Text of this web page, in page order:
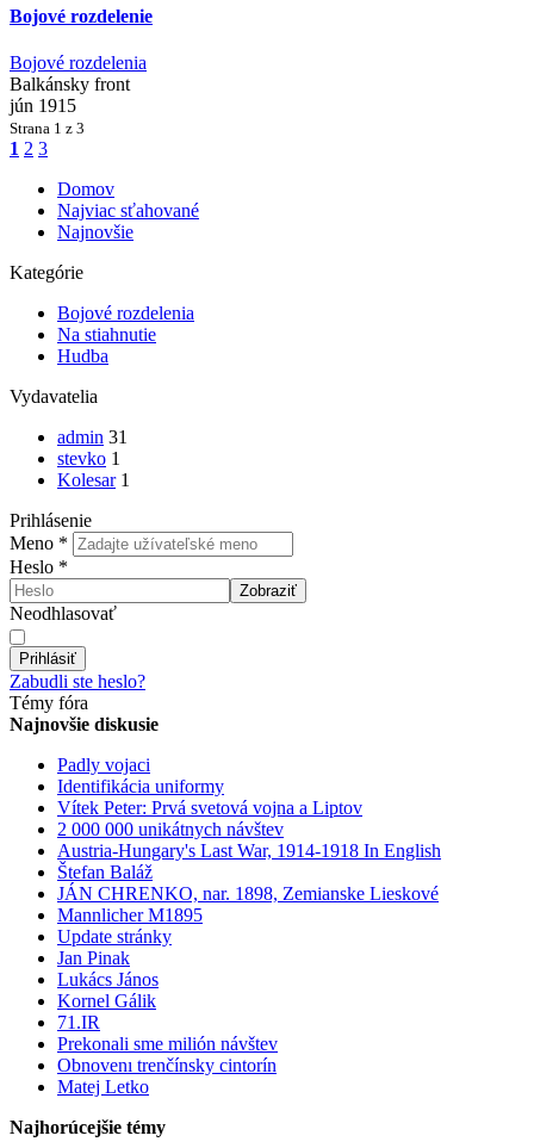
Bojové rozdelenie
Bojové rozdelenia
Balkánsky front
jún 1915
Strana 1 z 3
1 2 3
Domov
Najviac sťahované
Najnovšie
Kategórie
Bojové rozdelenia
Na stiahnutie
Hudba
Vydavatelia
admin 31
stevko 1
Kolesar 1
Prihlásenie
Meno *
Heslo *
Zobraziť
Neodhlasovať
Prihlásiť
Zabudli ste heslo?
Témy fóra
Najnovšie diskusie
Padly vojaci
Identifikácia uniformy
Vítek Peter: Prvá svetová vojna a Liptov
2 000 000 unikátnych návštev
Austria-Hungary's Last War, 1914-1918 In English
Štefan Baláž
JÁN CHRENKO, nar. 1898, Zemianske Lieskové
Mannlicher M1895
Update stránky
Jan Pinak
Lukács János
Kornel Gálik
71.IR
Prekonali sme milión návštev
Obnovenı trenčínsky cintorín
Matej Letko
Najhorúcejšie témy